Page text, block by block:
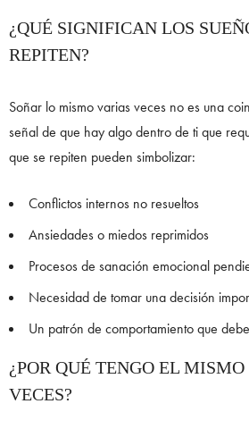
¿QUÉ SIGNIFICAN LOS
REPITEN?
Soñar lo mismo varias veces no es una
señal de que hay algo dentro de ti que
que se repiten pueden simbolizar:
Conflictos internos no resueltos
Ansiedades o miedos reprimidos
Procesos de sanación emocional
Necesidad de tomar una decisión
Un patrón de comportamiento que
¿POR QUÉ TENGO EL
VECES?